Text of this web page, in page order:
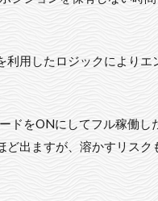
利用したロジックによりエ
ドをONにしてフル稼働し
ど出ますが、溶かすリスク